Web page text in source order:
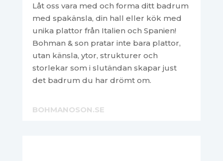
Låt oss vara med och forma ditt badrum
med spakänsla, din hall eller kök med
unika plattor från Italien och Spanien!
Bohman & son pratar inte bara plattor,
utan känsla, ytor, strukturer och
storlekar som i slutändan skapar just
det badrum du har drömt om.
BOHMANOSON.SE